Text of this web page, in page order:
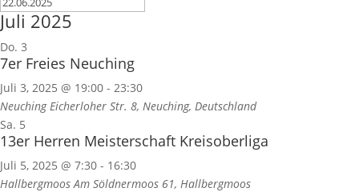
Juli 2025
Do. 3
7er Freies Neuching
Juli 3, 2025 @ 19:00 - 23:30
NeuchingEicherloher Str. 8, Neuching, Deutschland
Sa. 5
13er Herren Meisterschaft Kreisoberliga
Juli 5, 2025 @ 7:30 - 16:30
HallbergmoosAm Söldnermoos 61, Hallbergmoos